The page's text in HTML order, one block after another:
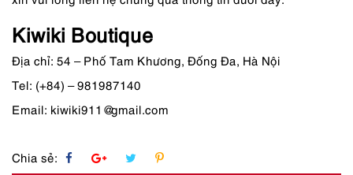
Kiwiki Boutique
Địa chỉ: 54 – Phố Tam Khương, Đống Đa, Hà Nội
Tel: (+84) – 981987140
Email: kiwiki911@gmail.com
Chia sẻ: